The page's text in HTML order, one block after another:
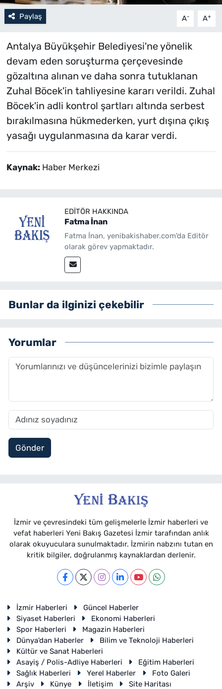
Paylaş A- A+
Antalya Büyükşehir Belediyesi'ne yönelik
devam eden soruşturma çerçevesinde
gözaltına alınan ve daha sonra tutuklanan
Zuhal Böcek'in tahliyesine kararı verildi. Zuhal
Böcek'in adli kontrol şartları altında serbest
bırakılmasına hükmederken, yurt dışına çıkış
yasağı uygulanmasına da karar verdi.
Kaynak: Haber Merkezi
EDITÖR HAKKINDA
Fatma İnan
Fatma İnan, yenibakishaber.com'da Editör
olarak görev yapmaktadır.
Bunlar da ilginizi çekebilir
Yorumlar
Gönder
İzmir ve çevresindeki tüm gelişmelerle İzmir haberleri ve
vefat haberleri Yeni Bakış Gazetesi İzmir tarafından anlık
olarak okuyuculara sunulmaktadır. İzmirin nabzını tutan en
kritik bilgiler, doğrulanmış kaynaklardan derlenir.
İzmir Haberleri
Güncel Haberler
Siyaset Haberleri
Ekonomi Haberleri
Spor Haberleri
Magazin Haberleri
Dünya'dan Haberler
Bilim ve Teknoloji Haberleri
Kültür ve Sanat Haberleri
Asayiş / Polis-Adliye Haberleri
Eğitim Haberleri
Sağlık Haberleri
Yerel Haberler
Foto Galeri
Arşiv
Künye İletişim Site Haritası